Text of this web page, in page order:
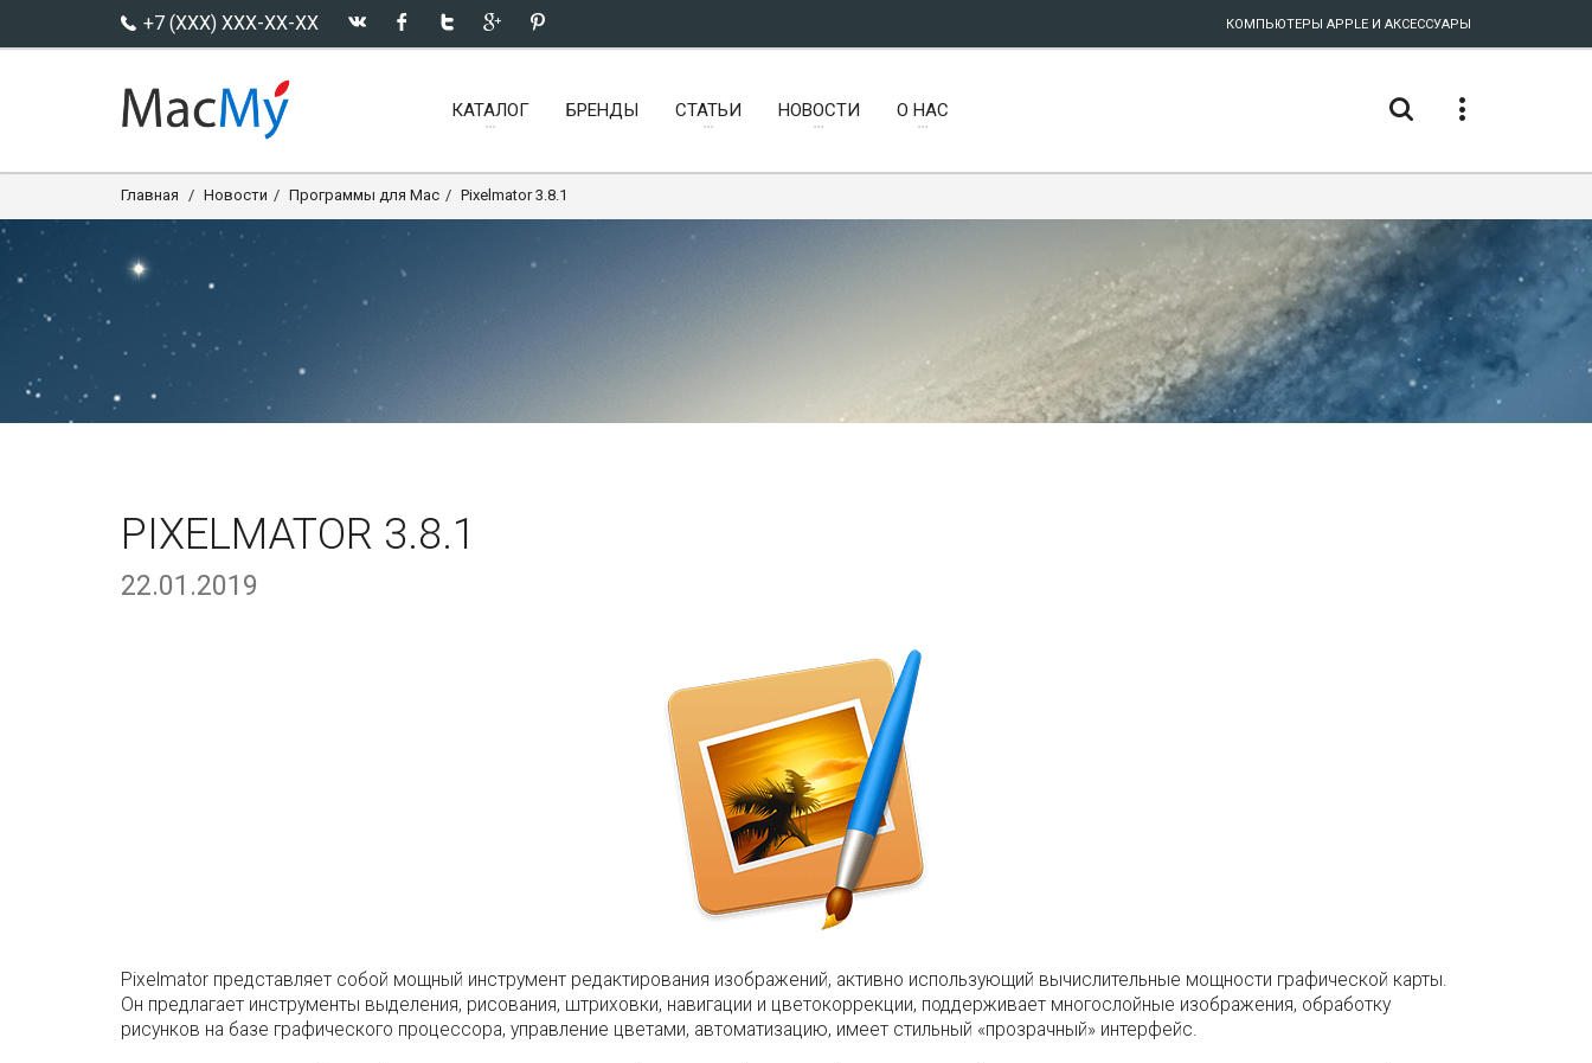
+7 (XXX) XXX-XX-XX КОМПЬЮТЕРЫ APPLE И АКСЕССУАРЫ
КАТАЛОГ БРЕНДЫ СТАТЬИ НОВОСТИ О НАС
Главная Новости Программы для Mac Pixelmator 3.8.1
PIXELMATOR 3.8.1
22.01.2019
Pixelmator представляет собой мощный инструмент редактирования изображений, активно использующий вычислительные мощности графической карты.
Он предлагает инструменты выделения, рисования, штриховки, навигации и цветокоррекции, поддерживает многослойные изображения, обработку
рисунков на базе графического процессора, управление цветами, автоматизацию, имеет стильный «прозрачный» интерфейс.